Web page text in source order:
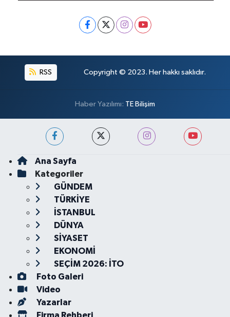
RSS Copyright © 2023. Her hakkı saklıdır.
Haber Yazılımı: TE Bilişim
Ana Sayfa
Kategoriler
GÜNDEM
TÜRKİYE
İSTANBUL
DÜNYA
SİYASET
EKONOMİ
SEÇİM 2026: İTO
Foto Galeri
Video
Yazarlar
Firma Rehberi